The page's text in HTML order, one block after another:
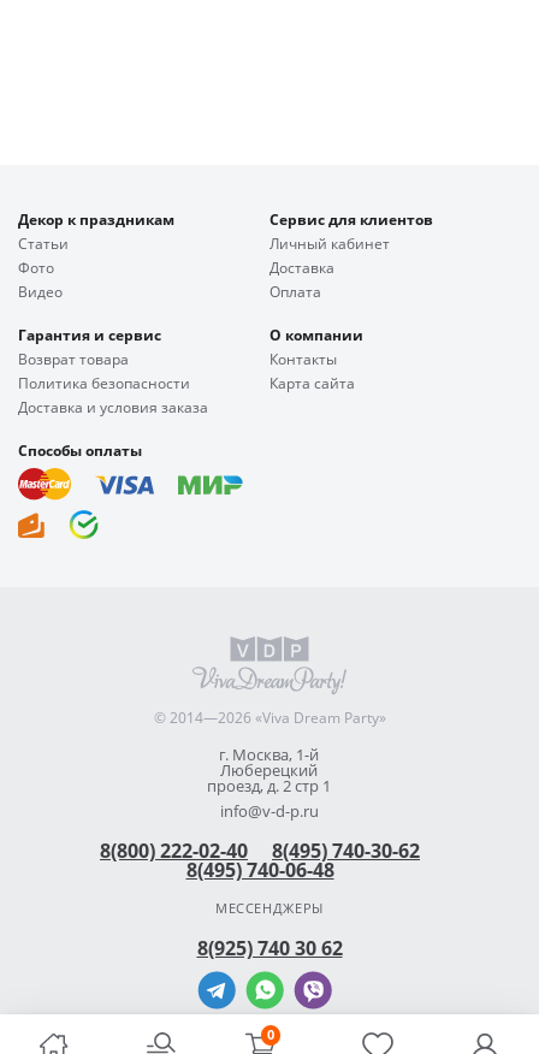
0
Декор к праздникам
Статьи
Фото
Видео
Сервис для клиентов
Личный кабинет
Доставка
Оплата
Гарантия и сервис
Возврат товара
Политика безопасности
Доставка и условия заказа
О компании
Контакты
Карта сайта
Способы оплаты
© 2014—2026 «Viva Dream Party»
г. Москва, 1-й
Люберецкий
проезд, д. 2 стр 1
info@v-d-p.ru
8(800) 222-02-40 8(495) 740-30-62
8(495) 740-06-48
МЕССЕНДЖЕРЫ
8(925) 740 30 62